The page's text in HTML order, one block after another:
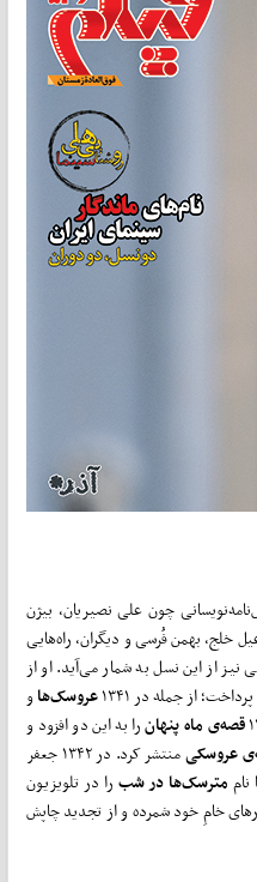
چون علی نصیریان، بیژن
خلج، بهمن فُرسی و دیگران، راه‌هایی
از این نسل به ‌شمار می‌آید. او از
عروسکهاو
قصه‌ی ماه پنهانرا به این دو افزود و
عروسکی
منتشر کرد. در ۱۳۴۲ جعفر
مترسکها در شبرا در تلویزیون
خامِ خود شمرده و از تجدید چاپش